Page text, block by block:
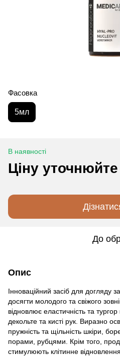
Фасовка
5мл
В наявності
Ціну уточнюйте
До
Опис
Інноваційний засіб для
досягти молодого та свіжого
відновлює еластичність та
декольте та кисті рук. Виразно
пружність та щільність шкіри,
порами, рубцями. Крім того,
стимулюють клітинне